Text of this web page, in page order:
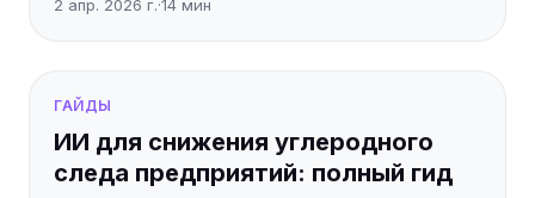
2 апр. 2026 г.·14 мин
ГАЙДЫ
ИИ для снижения углеродного
следа предприятий: полный гид